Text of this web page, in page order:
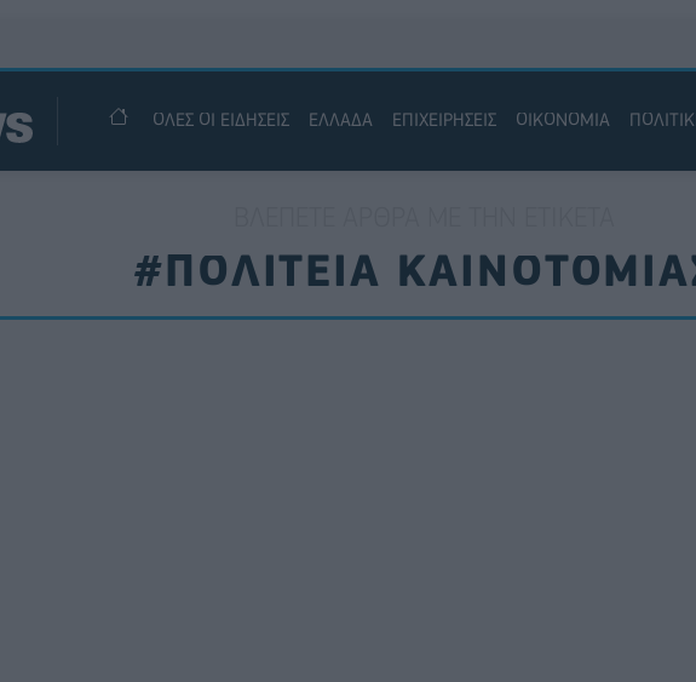
ΟΛΕΣ ΟΙ ΕΙΔΗΣΕΙΣ ΕΛΛΑΔΑ ΕΠΙΧΕΙΡΗΣΕΙΣ ΟΙΚΟΝΟΜΙΑ
#ΠΟΛΙΤΕΙΑ